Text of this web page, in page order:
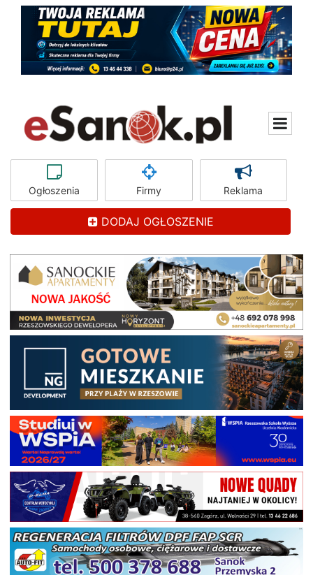
Ogłoszenia Firmy Reklama
DODAJ OGŁOSZENIE